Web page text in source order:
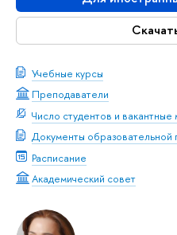
Учебные курсы
Преподаватели
Число студентов и вакантные
Документы образовательной
Расписание
Академический совет